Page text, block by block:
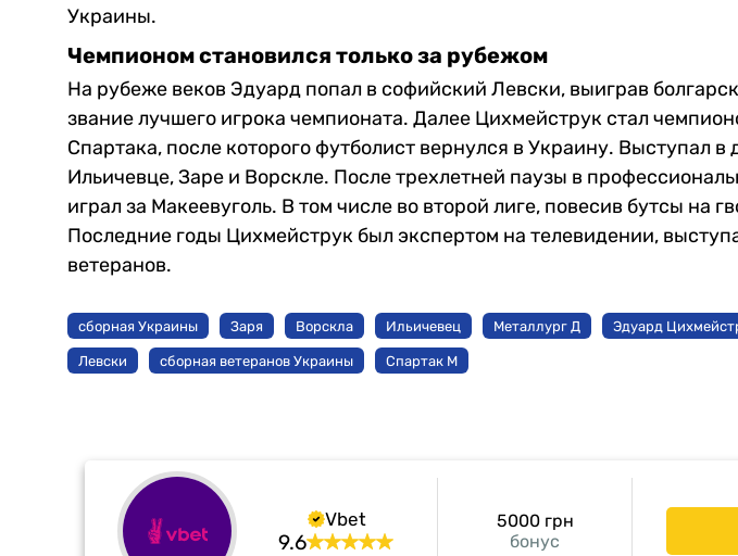
Украины.
Чемпионом становился только за рубежом
На рубеже веков Эдуард попал в софийский Левски, выиграв
звание лучшего игрока чемпионата. Далее Цихмейструк стал
Спартака, после которого футболист вернулся в Украину. Выступал в
Ильичевце, Заре и Ворскле. После трехлетней паузы в
играл за Макеевуголь. В том числе во второй лиге, повесив бутсы на
Последние годы Цихмейструк был экспертом на телевидении,
ветеранов.
сборная Украины Заря Ворскла Ильичевец Металлург Д Эдуард
Левски сборная ветеранов Украины Спартак М
Vbet
9.6 бонус
5000 грн